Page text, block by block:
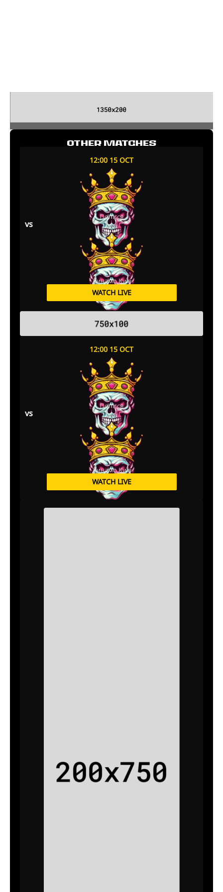
OTHER MATCHES
12:00 15 OCT
Полісся
vs
Динамо Київ
WATCH LIVE
12:00 15 OCT
Полісся
vs
Динамо Київ
WATCH LIVE